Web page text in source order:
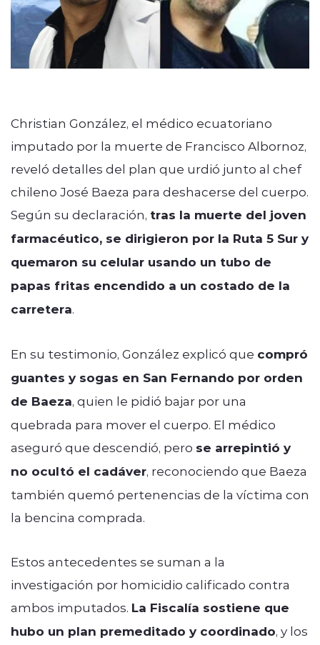
Christian González, el médico ecuatoriano
imputado por la muerte de Francisco Albornoz,
reveló detalles del plan que urdió junto al chef
chileno José Baeza para deshacerse del cuerpo.
Según su declaración, tras la muerte del joven
farmacéutico, se dirigieron por la Ruta 5 Sur y
quemaron su celular usando un tubo de
papas fritas encendido a un costado de la
carretera.
En su testimonio, González explicó que compró
guantes y sogas en San Fernando por orden
de Baeza, quien le pidió bajar por una
quebrada para mover el cuerpo. El médico
aseguró que descendió, pero se arrepintió y
no ocultó el cadáver, reconociendo que Baeza
también quemó pertenencias de la víctima con
la bencina comprada.
Estos antecedentes se suman a la
investigación por homicidio calificado contra
ambos imputados. La Fiscalía sostiene que
hubo un plan premeditado y coordinado, y los